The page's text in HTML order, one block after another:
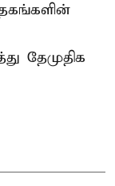
தேமுதிக